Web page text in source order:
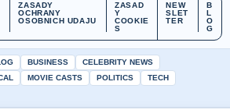
ZASADY
OCHRANY
OSOBNICH UDAJU
ZASAD
Y
COOKIE
S
NEW
SLET
TER
B
L
O
G
BUSINESS
CELEBRITY NEWS
MOVIE CASTS POLITICS
TECH